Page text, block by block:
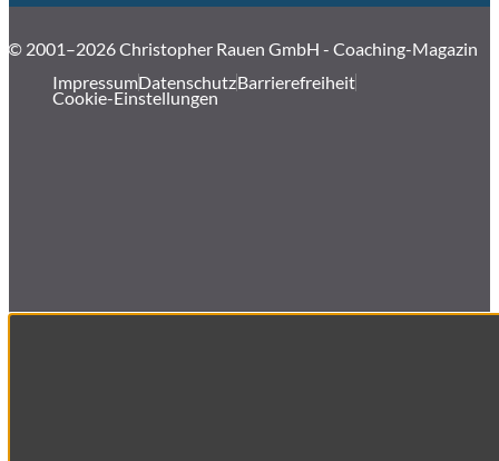
© 2001–2026 Christopher Rauen GmbH - Coaching-Magazin
ImpressumDatenschutzBarrierefreiheit
Cookie-Einstellungen